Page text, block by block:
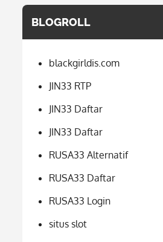
BLOGROLL
blackgirldis.com
JIN33 RTP
JIN33 Daftar
JIN33 Daftar
RUSA33 Alternatif
RUSA33 Daftar
RUSA33 Login
situs slot